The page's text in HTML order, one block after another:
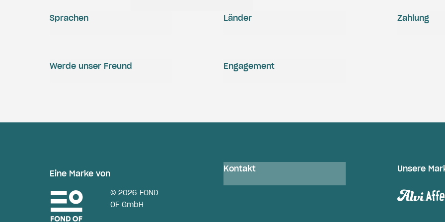
Zahlung
Engagement
Werde unser Freund
Sprachen Länder
Eine Marke von
© 2026 FOND
OF GmbH
Kontakt Unsere